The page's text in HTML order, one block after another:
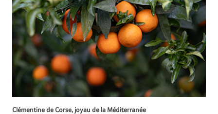
Clémentine de Corse, joyau de la Méditerranée